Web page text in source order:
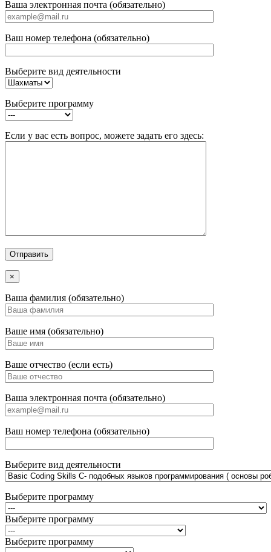
Ваша электронная почта (обязательно)
Ваш номер телефона (обязательно)
Выберите вид деятельности
Выберите программу
Если у вас есть вопрос, можете задать его здесь:
×
Ваша фамилия (обязательно)
Ваше имя (обязательно)
Ваше отчество (если есть)
Ваша электронная почта (обязательно)
Ваш номер телефона (обязательно)
Выберите вид деятельности
Выберите программу
Выберите программу
Выберите программу